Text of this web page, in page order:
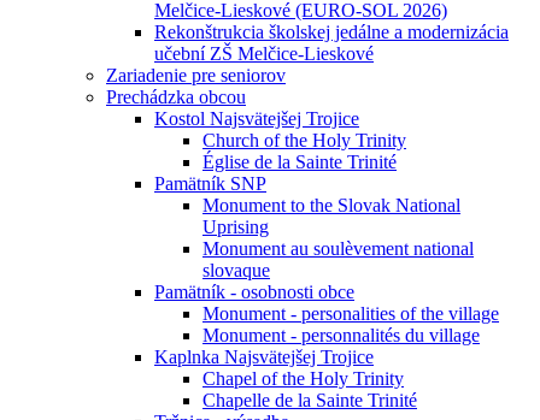
Melčice-Lieskové (EURO-SOL 2026)
Rekonštrukcia školskej jedálne a modernizácia
učební ZŠ Melčice-Lieskové
Zariadenie pre seniorov
Prechádzka obcou
Kostol Najsvätejšej Trojice
Church of the Holy Trinity
Église de la Sainte Trinité
Pamätník SNP
Monument to the Slovak National
Uprising
Monument au soulèvement national
slovaque
Pamätník - osobnosti obce
Monument - personalities of the village
Monument - personnalités du village
Kaplnka Najsvätejšej Trojice
Chapel of the Holy Trinity
Chapelle de la Sainte Trinité